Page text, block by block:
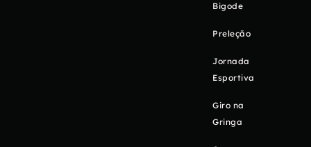
Bigode
Preleção
Jornada
Esportiva
Giro na
Gringa